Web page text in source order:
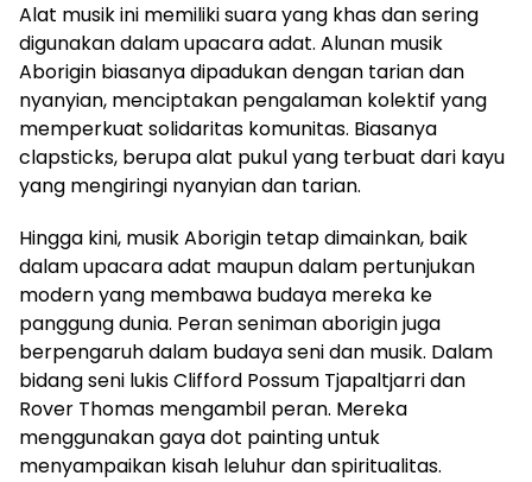
Alat musik ini memiliki suara yang khas dan sering
digunakan dalam upacara adat. Alunan musik
Aborigin biasanya dipadukan dengan tarian dan
nyanyian, menciptakan pengalaman kolektif yang
memperkuat solidaritas komunitas. Biasanya
clapsticks, berupa alat pukul yang terbuat dari kayu
yang mengiringi nyanyian dan tarian.
Hingga kini, musik Aborigin tetap dimainkan, baik
dalam upacara adat maupun dalam pertunjukan
modern yang membawa budaya mereka ke
panggung dunia. Peran seniman aborigin juga
berpengaruh dalam budaya seni dan musik. Dalam
bidang seni lukis Clifford Possum Tjapaltjarri dan
Rover Thomas mengambil peran. Mereka
menggunakan gaya dot painting untuk
menyampaikan kisah leluhur dan spiritualitas.